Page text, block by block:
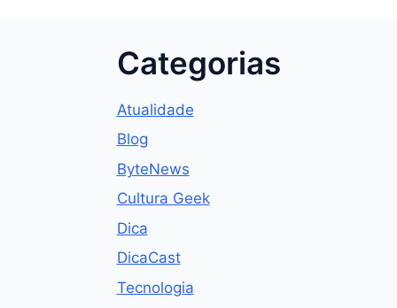
Categorias
Atualidade
Blog
ByteNews
Cultura Geek
Dica
DicaCast
Tecnologia